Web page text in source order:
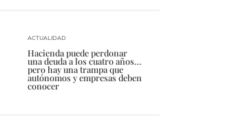
Hacienda puede perdonar
una deuda a los cuatro años…
pero hay una trampa que
autónomos y empresas deben
conocer
ACTUALIDAD